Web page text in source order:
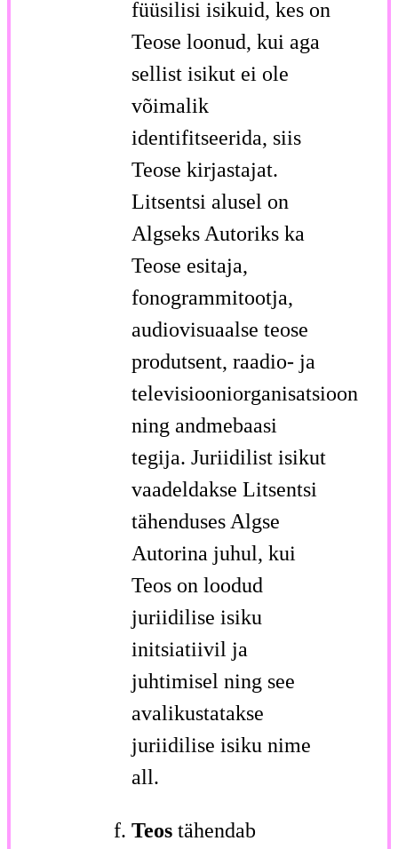
füüsilisi isikuid, kes on
Teose loonud, kui aga
sellist isikut ei ole
võimalik
identifitseerida, siis
Teose kirjastajat.
Litsentsi alusel on
Algseks Autoriks ka
Teose esitaja,
fonogrammitootja,
audiovisuaalse teose
produtsent, raadio- ja
televisiooniorganisatsioon
ning andmebaasi
tegija. Juriidilist isikut
vaadeldakse Litsentsi
tähenduses Algse
Autorina juhul, kui
Teos on loodud
juriidilise isiku
initsiatiivil ja
juhtimisel ning see
avalikustatakse
juriidilise isiku nime
all.
Teos tähendab